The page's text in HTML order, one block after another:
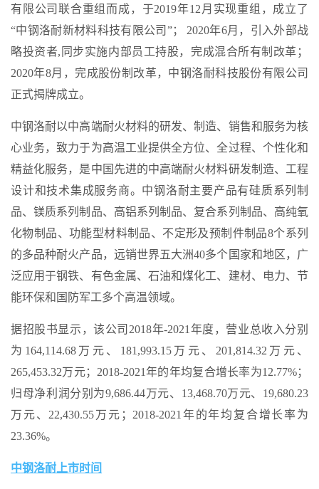
有限公司联合重组而成，于2019年12月实现重组，成立了
“中钢洛耐新材料科技有限公司”； 2020年6月，引入外部战
略投资者,同步实施内部员工持股，完成混合所有制改革；
2020年8月，完成股份制改革，中钢洛耐科技股份有限公司
正式揭牌成立。
中钢洛耐以中高端耐火材料的研发、制造、销售和服务为核
心业务，致力于为高温工业提供全方位、全过程、个性化和
精益化服务，是中国先进的中高端耐火材料研发制造、工程
设计和技术集成服务商。中钢洛耐主要产品有硅质系列制
品、镁质系列制品、高铝系列制品、复合系列制品、高纯氧
化物制品、功能型材料制品、不定形及预制件制品8个系列
的多品种耐火产品，远销世界五大洲40多个国家和地区，广
泛应用于钢铁、有色金属、石油和煤化工、建材、电力、节
能环保和国防军工多个高温领域。
据招股书显示，该公司2018年-2021年度，营业总收入分别
为164,114.68万元、181,993.15万元、201,814.32万元、
265,453.32万元；2018-2021年的年均复合增长率为12.77%；
归母净利润分别为9,686.44万元、13,468.70万元、19,680.23
万元、22,430.55万元；2018-2021年的年均复合增长率为
23.36%。
中钢洛耐上市时间